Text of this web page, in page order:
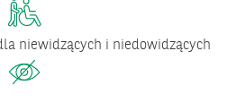
niewidzących i niedowidzących